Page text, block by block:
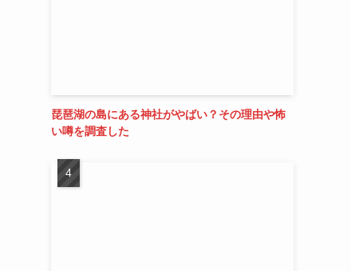
琵琶湖の島にある神社がやばい？その理由や怖
い噂を調査した